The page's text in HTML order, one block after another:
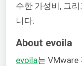
수한 가성비, 그
니다.
About evoila
evoila는 VMware